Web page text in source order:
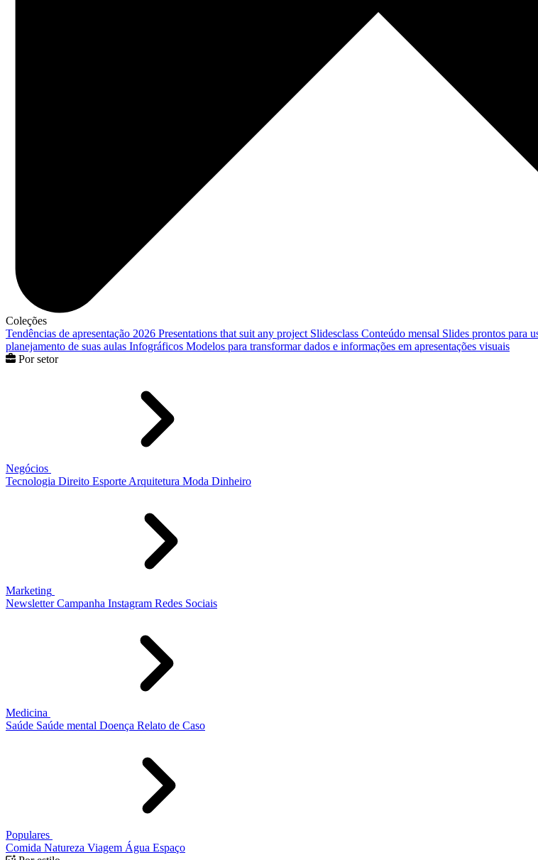
Coleções
Tendências de apresentação 2026 Presentations that suit any project Slidesclass Conteúdo mensal Slides prontos para
planejamento de suas aulas Infográficos Modelos para transformar dados e informações em apresentações visuais
Por setor
Negócios
Tecnologia Direito Esporte Arquitetura Moda Dinheiro
Marketing
Newsletter Campanha Instagram Redes Sociais
Medicina
Saúde Saúde mental Doença Relato de Caso
Populares
Comida Natureza Viagem Água Espaço